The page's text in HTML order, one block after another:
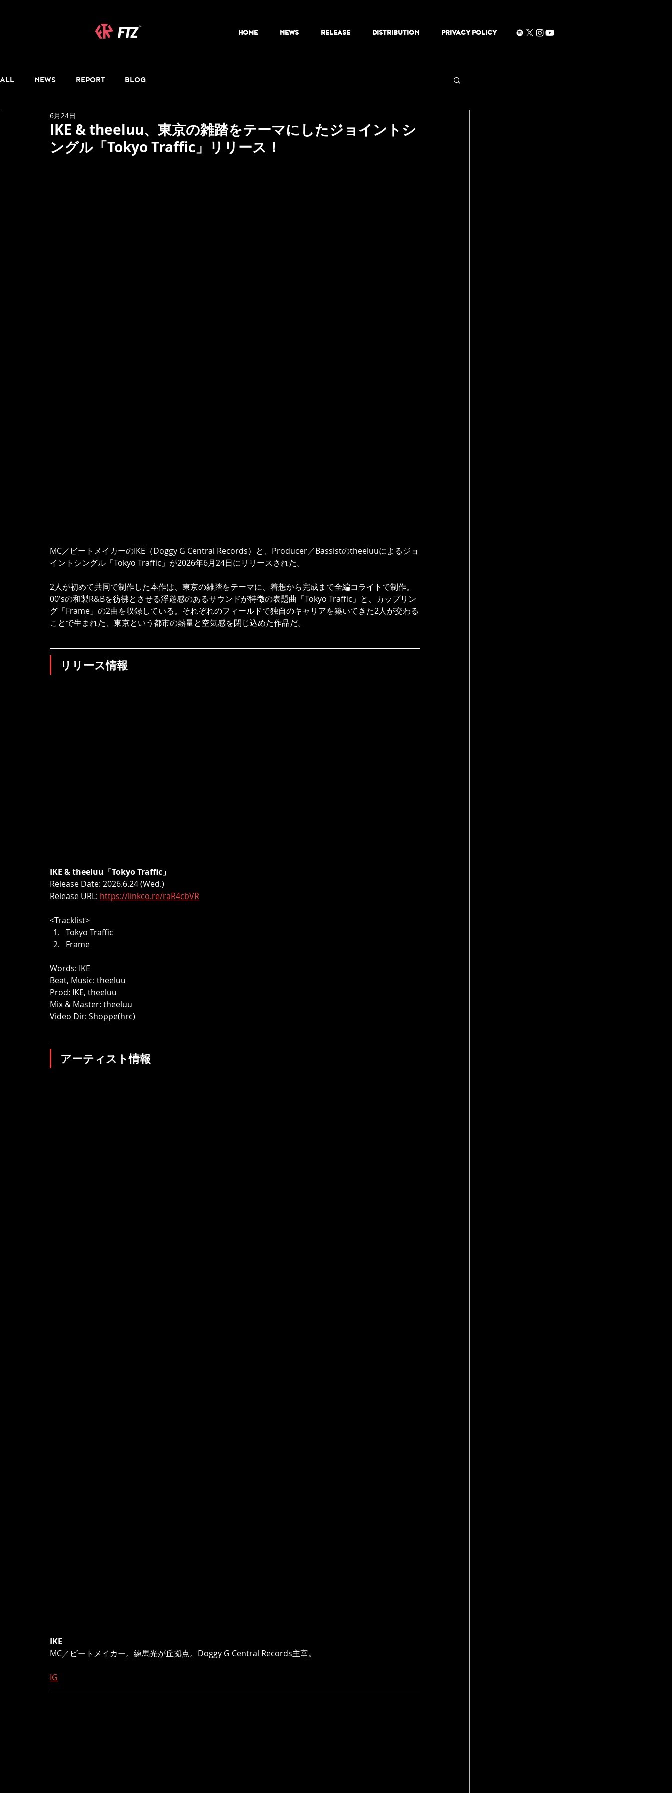
HOME NEWS RELEASE DISTRIBUTION PRIVACY POLICY
ALL NEWS REPORT BLOG
IKE & theeluu、東京の雑踏をテーマにしたジョイントシ
ングル「Tokyo Traffic」リリース！
6月24日
MC／ビートメイカーのIKE（Doggy G Central Records）と、Producer／Bassistのtheeluuによるジョ
イントシングル「Tokyo Traffic」が2026年6月24日にリリースされた。
2人が初めて共同で制作した本作は、東京の雑踏をテーマに、着想から完成まで全編コライトで制作。
00'sの和製R&Bを彷彿とさせる浮遊感のあるサウンドが特徴の表題曲「Tokyo Traffic」と、カップリン
グ「Frame」の2曲を収録している。それぞれのフィールドで独自のキャリアを築いてきた2人が交わる
ことで生まれた、東京という都市の熱量と空気感を閉じ込めた作品だ。
リリース情報
IKE & theeluu「Tokyo Traffic」
Release Date: 2026.6.24 (Wed.)
Release URL: https://linkco.re/raR4cbVR
<Tracklist>
Tokyo Traffic
Frame
Words: IKE
Beat, Music: theeluu
Prod: IKE, theeluu
Mix & Master: theeluu
Video Dir: Shoppe(hrc)
アーティスト情報
IKE
MC／ビートメイカー。練馬光が丘拠点。Doggy G Central Records主宰。
IG